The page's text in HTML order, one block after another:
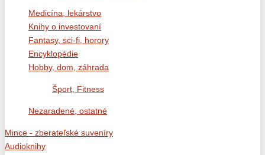
Medicína, lekárstvo
Knihy o investovaní
Fantasy, sci-fi, horory
Encyklopédie
Hobby, dom, záhrada
Šport, Fitness
Nezaradené, ostatné
Mince - zberateľské suveníry
Audioknihy